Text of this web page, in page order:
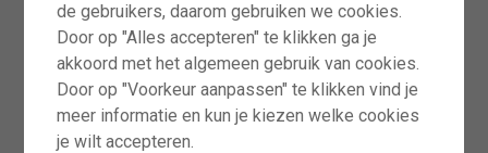
DE TUIN IN 4 SEIZOENEN
de gebruikers, daarom gebruiken we cookies.
Door op "Alles accepteren" te klikken ga je
akkoord met het algemeen gebruik van cookies.
Door op "Voorkeur aanpassen" te klikken vind je
meer informatie en kun je kiezen welke cookies
je wilt accepteren.